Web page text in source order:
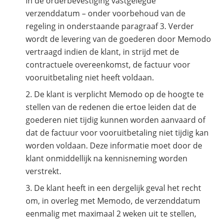
verzenddatum – onder voorbehoud van de
regeling in onderstaande paragraaf 3. Verder
wordt de levering van de goederen door Memodo
vertraagd indien de klant, in strijd met de
contractuele overeenkomst, de factuur voor
vooruitbetaling niet heeft voldaan.
De klant is verplicht Memodo op de hoogte te
stellen van de redenen die ertoe leiden dat de
goederen niet tijdig kunnen worden aanvaard of
dat de factuur voor vooruitbetaling niet tijdig kan
worden voldaan. Deze informatie moet door de
klant onmiddellijk na kennisneming worden
verstrekt.
De klant heeft in een dergelijk geval het recht
om, in overleg met Memodo, de verzenddatum
eenmalig met maximaal 2 weken uit te stellen,